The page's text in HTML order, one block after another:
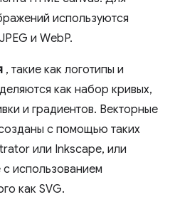
используются
и WebP.
, такие как логотипы и
как набор кривых,
и градиентов. Векторные
с помощью таких
или Inkscape, или
использованием
как SVG.